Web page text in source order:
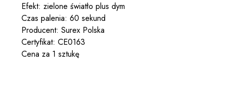
Efekt: zielone światło plus dym
Czas palenia: 60 sekund
Producent: Surex Polska
Certyfikat: CE0163
Cena za 1 sztukę